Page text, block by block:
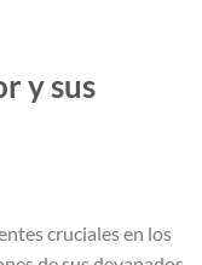
y sus
cruciales en los